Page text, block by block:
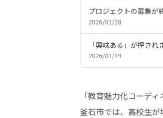
プロジェクトの募集が
2026/01/28
「興味ある」が押され
2026/01/19
「教育魅力化コーデ
釜石市では、高校生